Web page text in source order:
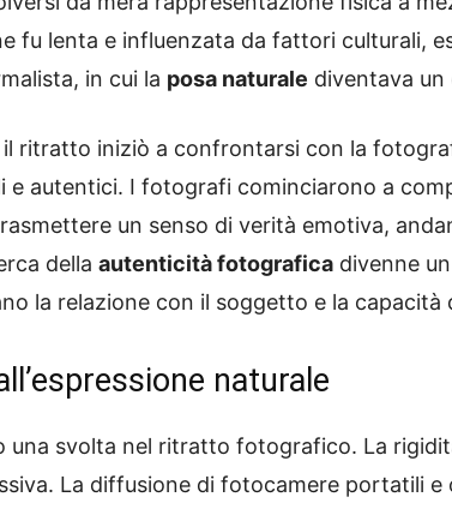
fu lenta e influenzata da fattori culturali,
in cui la posa naturale diventava
il ritratto iniziò a confrontarsi con la
e autentici. I fotografi cominciarono a
un senso di verità emotiva,
della autenticità fotografica divenne
la relazione con il soggetto e la
naturale
una svolta nel ritratto fotografico. La
La diffusione di fotocamere portatili